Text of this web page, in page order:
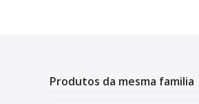
Produtos da mesma familia